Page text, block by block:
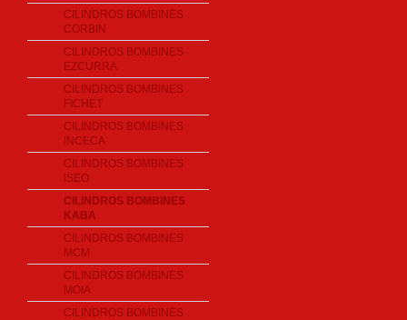
CILINDROS BOMBINES
CORBIN
CILINDROS BOMBINES
EZCURRA
CILINDROS BOMBINES
FICHET
CILINDROS BOMBINES
INCECA
CILINDROS BOMBINES
ISEO
CILINDROS BOMBINES
KABA
CILINDROS BOMBINES
MCM
CILINDROS BOMBINES
MOIA
CILINDROS BOMBINES